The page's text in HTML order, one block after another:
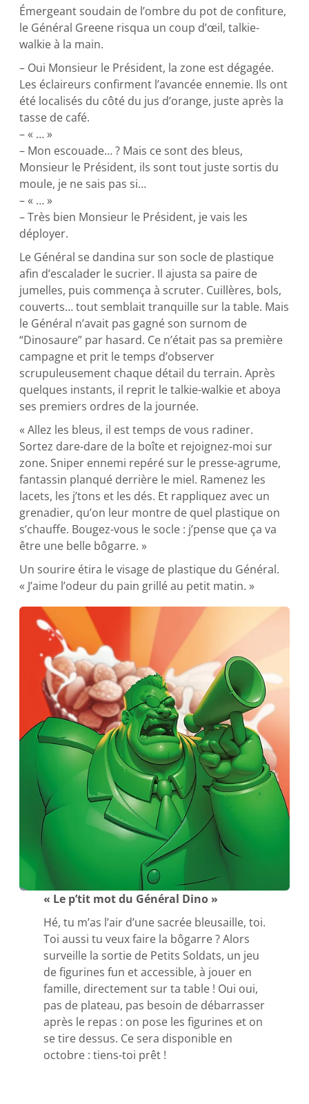
Émergeant soudain de l’ombre du pot de confiture,
le Général Greene risqua un coup d’œil, talkie-
walkie à la main.
– Oui Monsieur le Président, la zone est dégagée.
Les éclaireurs confirment l’avancée ennemie. Ils ont
été localisés du côté du jus d’orange, juste après la
tasse de café.
– « … »
– Mon escouade… ? Mais ce sont des bleus,
Monsieur le Président, ils sont tout juste sortis du
moule, je ne sais pas si…
– « … »
– Très bien Monsieur le Président, je vais les
déployer.
Le Général se dandina sur son socle de plastique
afin d’escalader le sucrier. Il ajusta sa paire de
jumelles, puis commença à scruter. Cuillères, bols,
couverts… tout semblait tranquille sur la table. Mais
le Général n’avait pas gagné son surnom de
“Dinosaure” par hasard. Ce n’était pas sa première
campagne et prit le temps d’observer
scrupuleusement chaque détail du terrain. Après
quelques instants, il reprit le talkie-walkie et aboya
ses premiers ordres de la journée.
« Allez les bleus, il est temps de vous radiner.
Sortez dare-dare de la boîte et rejoignez-moi sur
zone. Sniper ennemi repéré sur le presse-agrume,
fantassin planqué derrière le miel. Ramenez les
lacets, les j’tons et les dés. Et rappliquez avec un
grenadier, qu’on leur montre de quel plastique on
s’chauffe. Bougez-vous le socle : j’pense que ça va
être une belle bôgarre. »
Un sourire étira le visage de plastique du Général.
« J’aime l’odeur du pain grillé au petit matin. »
« Le p’tit mot du Général Dino »
Hé, tu m’as l’air d’une sacrée bleusaille, toi.
Toi aussi tu veux faire la bôgarre ? Alors
surveille la sortie de Petits Soldats, un jeu
de figurines fun et accessible, à jouer en
famille, directement sur ta table ! Oui oui,
pas de plateau, pas besoin de débarrasser
après le repas : on pose les figurines et on
se tire dessus. Ce sera disponible en
octobre : tiens-toi prêt !